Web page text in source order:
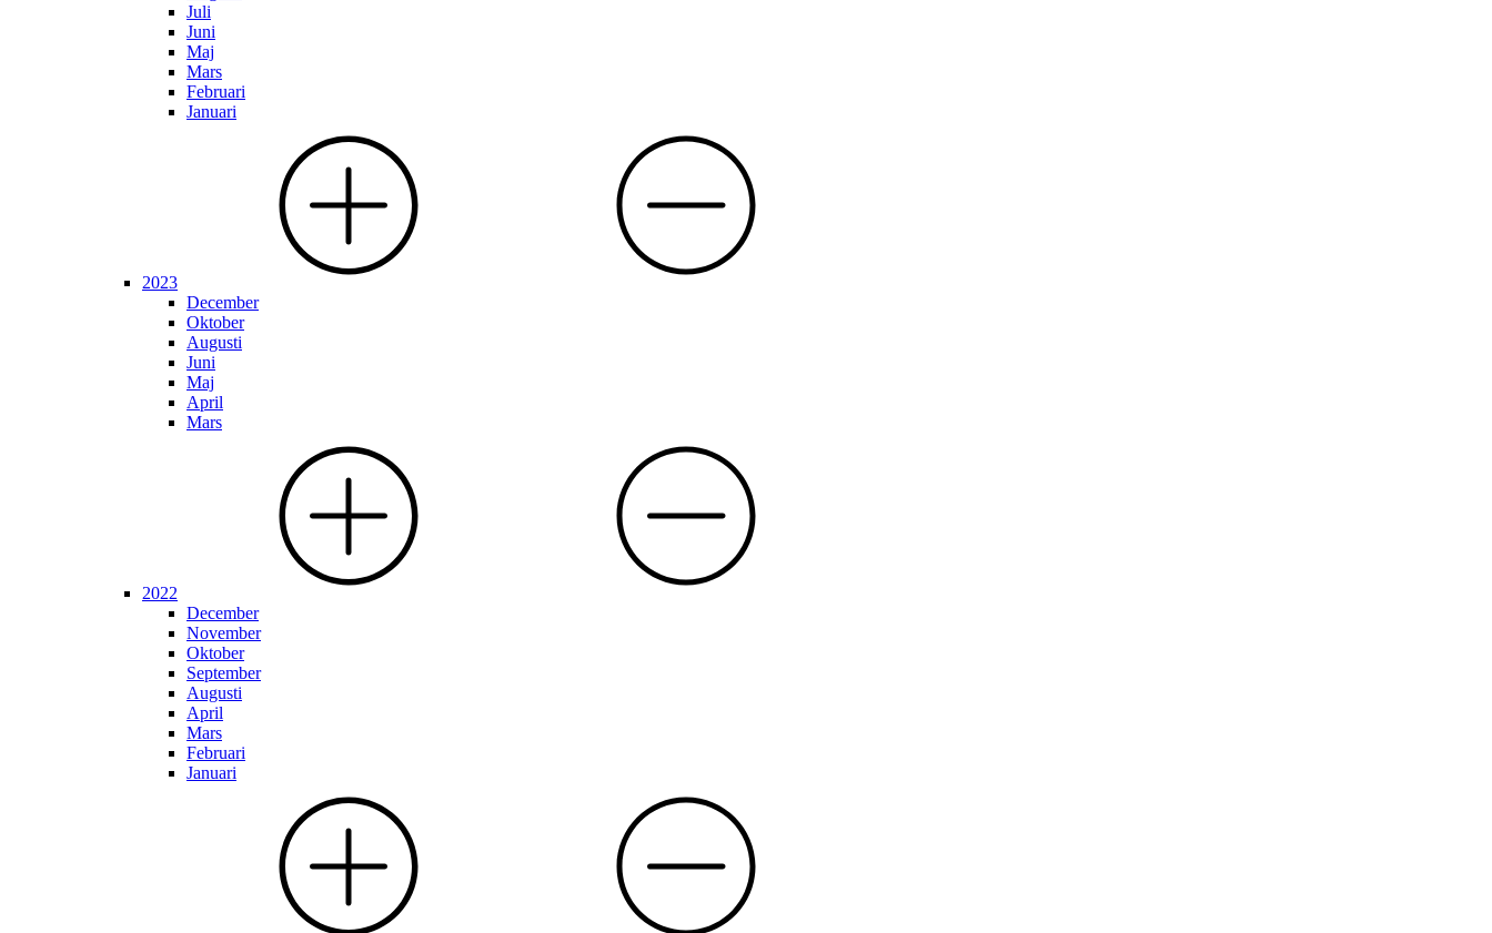
Juli
Juni
Maj
Mars
Februari
Januari
2023
December
Oktober
Augusti
Juni
Maj
April
Mars
2022
December
November
Oktober
September
Augusti
April
Mars
Februari
Januari